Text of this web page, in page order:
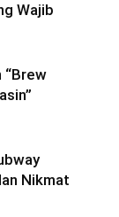
Wajib
“Brew
Nikmat